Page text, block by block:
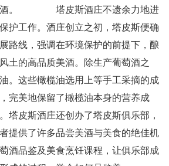
酒。 塔皮斯酒庄不遗余力地进
护工作。酒庄创立之初，塔皮斯便确
路线，强调在环境保护的前提下，酿
土的高品质美酒。除生产葡萄酒之
。这些橄榄油选用上等手工采摘的成
完美地保留了橄榄油本身的营养成
塔皮斯酒庄还创办了塔皮斯俱乐部，
提供了许多品尝美酒与美食的绝佳机
酒品鉴及美食烹饪课程，让俱乐部成